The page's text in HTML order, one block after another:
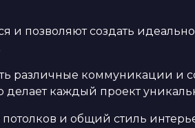
и позволяют создать
различные коммуникации и
делает каждый проект
и общий стиль